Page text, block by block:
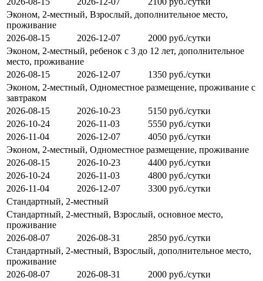
Эконом, 2-местный, Взрослый, дополнительное место,
проживание
2026-08-15
2026-12-07
2000 руб./сутки
Эконом, 2-местный, ребенок с 3 до 12 лет, дополнительное
место, проживание
2026-08-15
2026-12-07
1350 руб./сутки
Эконом, 2-местный, Одноместное размещение, проживание с
завтраком
2026-08-15
2026-10-23
5150 руб./сутки
2026-10-24
2026-11-03
5550 руб./сутки
2026-11-04
2026-12-07
4050 руб./сутки
Эконом, 2-местный, Одноместное размещение, проживание
2026-08-15
2026-10-23
4400 руб./сутки
2026-10-24
2026-11-03
4800 руб./сутки
2026-11-04
2026-12-07
3300 руб./сутки
Стандартный, 2-местный
Стандартный, 2-местный, Взрослый, основное место,
проживание
2026-08-07
2026-08-31
2850 руб./сутки
Стандартный, 2-местный, Взрослый, дополнительное место,
проживание
2026-08-07
2026-08-31
2000 руб./сутки